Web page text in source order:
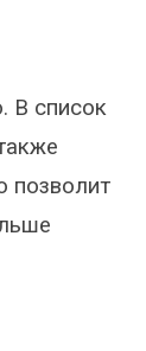
В список
позволит